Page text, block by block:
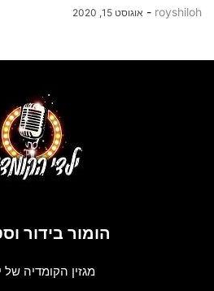
royshiloh
- אוגוסט 15, 2020
הומור בידור
מגזין הקומדיה